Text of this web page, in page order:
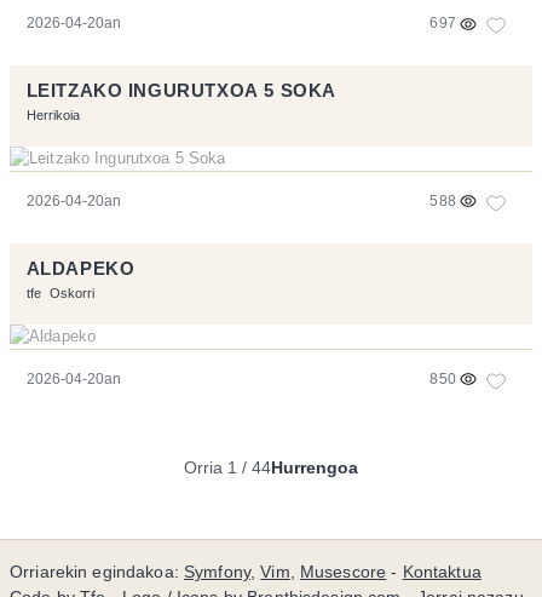
2026-04-20an 697
LEITZAKO INGURUTXOA 5 SOKA
Herrikoia
2026-04-20an 588
ALDAPEKO
tfe Oskorri
2026-04-20an 850
Orria 1 / 44Hurrengoa
Orriarekin egindakoa: Symfony,Vim, Musescore - Kontaktua